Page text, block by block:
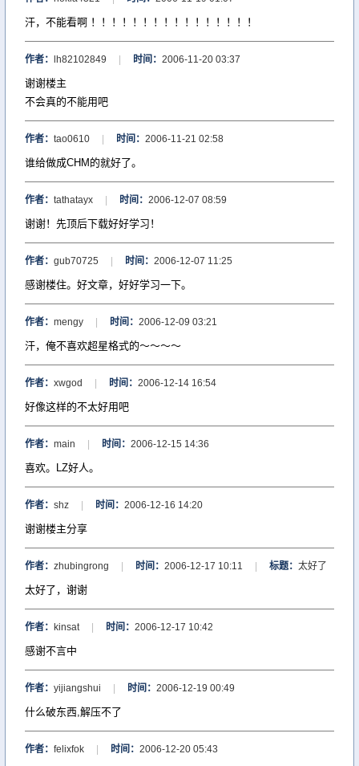
汗，不能看啊 ！！！！！！！！！！！！！！！！
作者： lh82102849 时间： 2006-11-20 03:37
谢谢楼主
不会真的不能用吧
作者： tao0610 时间： 2006-11-21 02:58
谁给做成CHM的就好了。
作者： tathatayx 时间： 2006-12-07 08:59
谢谢！先顶后下载好好学习！
作者： gub70725 时间： 2006-12-07 11:25
感谢楼住。好文章，好好学习一下。
作者： mengy 时间： 2006-12-09 03:21
汗，俺不喜欢超星格式的～～～～
作者： xwgod 时间： 2006-12-14 16:54
好像这样的不太好用吧
作者： main 时间： 2006-12-15 14:36
喜欢。LZ好人。
作者： shz 时间： 2006-12-16 14:20
谢谢楼主分享
作者： zhubingrong 时间： 2006-12-17 10:11 标题： 太好了
太好了，谢谢
作者： kinsat 时间： 2006-12-17 10:42
感谢不言中
作者： yijiangshui 时间： 2006-12-19 00:49
什么破东西,解压不了
作者： felixfok 时间： 2006-12-20 05:43